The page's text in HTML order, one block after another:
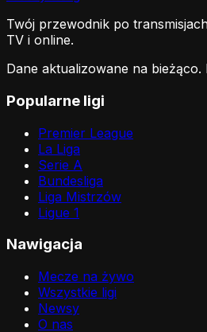
Twój przewodnik po
TV i online.
Dane aktualizowane na
Popularne ligi
Premier League
La Liga
Serie A
Bundesliga
Liga Mistrzów
Ligue 1
Nawigacja
Mecze na żywo
Wszystkie ligi
Newsy
O nas